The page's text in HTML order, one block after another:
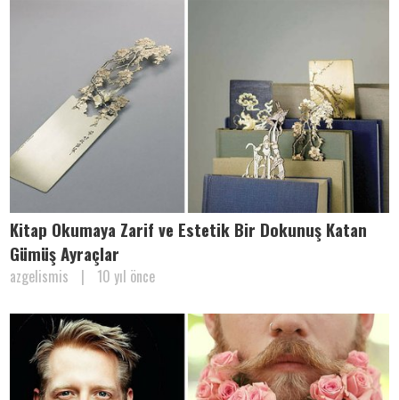
Kitap Okumaya Zarif ve Estetik Bir Dokunuş Katan
Gümüş Ayraçlar
azgelismis | 10 yıl önce